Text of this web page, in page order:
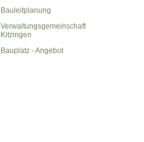
Bauleitplanung
Verwaltungsgemeinschaft
Kitzingen
Bauplatz - Angebot